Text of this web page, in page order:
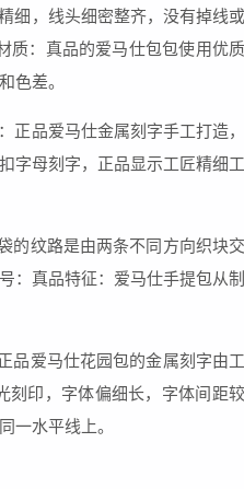
细，线头细密整齐，没有掉线或
质：真品的爱马仕包包使用优质
色差。
品爱马仕金属刻字手工打造，
字母刻字，正品显示工匠精细工
的纹路是由两条不同方向织块交
：真品特征：爱马仕手提包从制
品爱马仕花园包的金属刻字由工
刻印，字体偏细长，字体间距较
一水平线上。